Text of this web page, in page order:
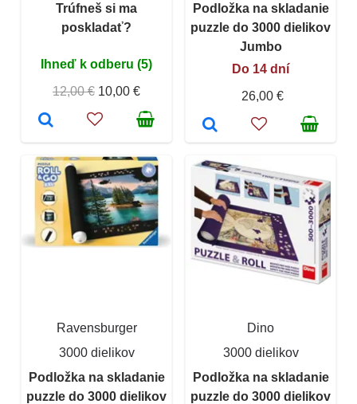
Trúfneš si ma
poskladať?
Ihneď k odberu (5)
12,00 € 10,00 €
Podložka na skladanie
puzzle do 3000 dielikov
Jumbo
Do 14 dní
26,00 €
Ravensburger
3000 dielikov
Podložka na skladanie
puzzle do 3000 dielikov
Dino
3000 dielikov
Podložka na skladanie
puzzle do 3000 dielikov